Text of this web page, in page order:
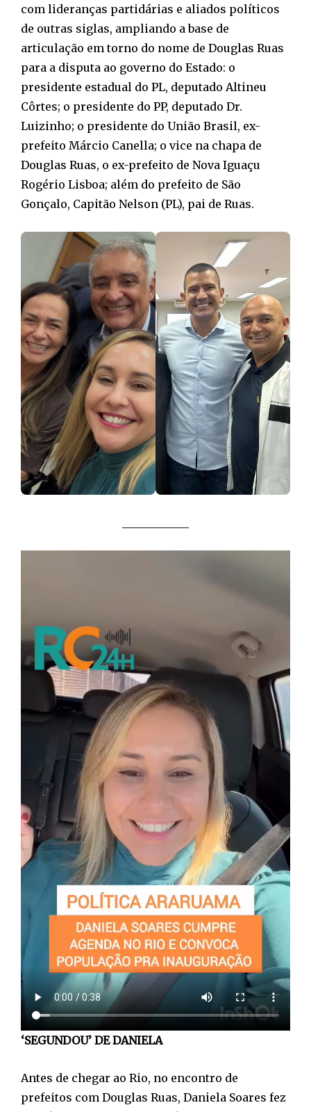
com lideranças partidárias e aliados políticos
de outras siglas, ampliando a base de
articulação em torno do nome de Douglas Ruas
para a disputa ao governo do Estado: o
presidente estadual do PL, deputado Altineu
Côrtes; o presidente do PP, deputado Dr.
Luizinho; o presidente do União Brasil, ex-
prefeito Márcio Canella; o vice na chapa de
Douglas Ruas, o ex-prefeito de Nova Iguaçu
Rogério Lisboa; além do prefeito de São
Gonçalo, Capitão Nelson (PL), pai de Ruas.
‘SEGUNDOU’ DE DANIELA
Antes de chegar ao Rio, no encontro de
prefeitos com Douglas Ruas, Daniela Soares fez